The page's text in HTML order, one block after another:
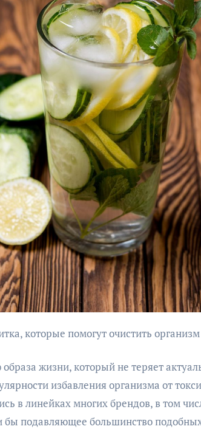
жизни, который не теряет
избавления организма от
в линейках многих брендов, в том
бы подавляющее большинство